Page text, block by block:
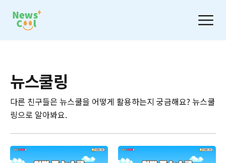
뉴스쿨링
다른 친구들은 뉴스쿨을 어떻게 활용하는지 궁금해요? 뉴스쿨
링으로 알아봐요.